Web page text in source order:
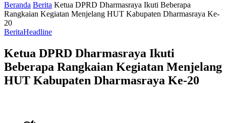
Beranda Berita Ketua DPRD Dharmasraya Ikuti Beberapa
Rangkaian Kegiatan Menjelang HUT Kabupaten Dharmasraya Ke-
20
BeritaHeadline
Ketua DPRD Dharmasraya Ikuti
Beberapa Rangkaian Kegiatan Menjelang
HUT Kabupaten Dharmasraya Ke-20